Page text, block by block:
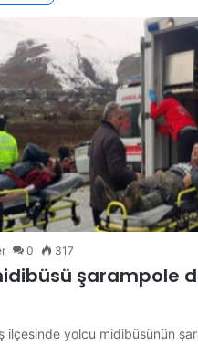
0 317
şarampole
ilçesinde yolcu midibüsünün